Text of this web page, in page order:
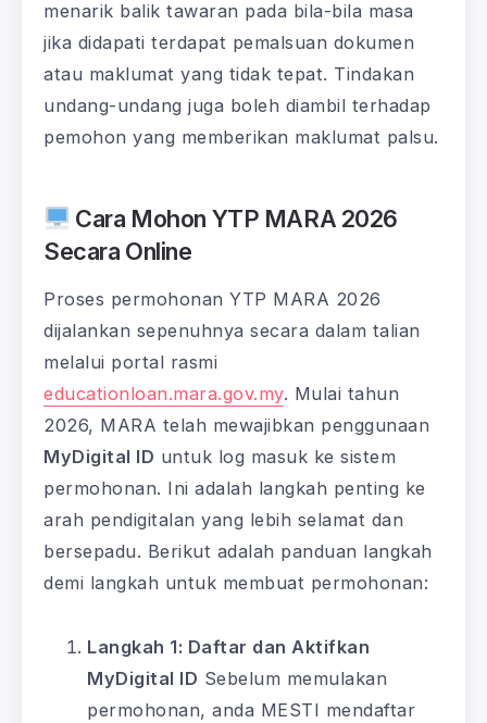
menarik balik tawaran pada bila-bila masa
jika didapati terdapat pemalsuan dokumen
atau maklumat yang tidak tepat. Tindakan
undang-undang juga boleh diambil terhadap
pemohon yang memberikan maklumat palsu.
Cara Mohon YTP MARA 2026
Secara Online
Proses permohonan YTP MARA 2026
dijalankan sepenuhnya secara dalam talian
melalui portal rasmi
educationloan.mara.gov.my. Mulai tahun
2026, MARA telah mewajibkan penggunaan
MyDigital ID untuk log masuk ke sistem
permohonan. Ini adalah langkah penting ke
arah pendigitalan yang lebih selamat dan
bersepadu. Berikut adalah panduan langkah
demi langkah untuk membuat permohonan:
Langkah 1: Daftar dan Aktifkan
MyDigital ID Sebelum memulakan
permohonan, anda MESTI mendaftar